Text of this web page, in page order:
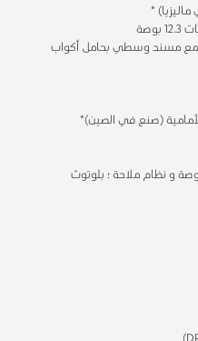
*
مع مسند وسطي بحامل أكواب
(صنع في الصين)*